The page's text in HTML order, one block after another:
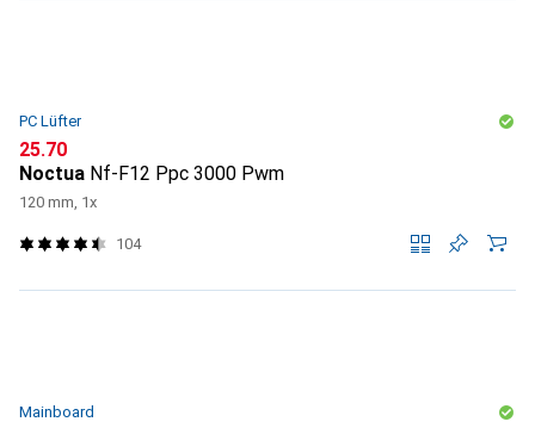
PC Lüfter
CHF
25.70
Noctua Nf-F12 Ppc 3000 Pwm
120 mm, 1x
104
Mainboard